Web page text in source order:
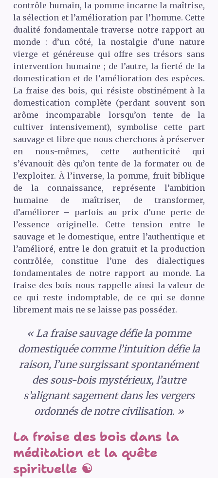
contrôle humain, la pomme incarne la maîtrise,
la sélection et l’amélioration par l’homme. Cette
dualité fondamentale traverse notre rapport au
monde : d’un côté, la nostalgie d’une nature
vierge et généreuse qui offre ses trésors sans
intervention humaine ; de l’autre, la fierté de la
domestication et de l’amélioration des espèces.
La fraise des bois, qui résiste obstinément à la
domestication complète (perdant souvent son
arôme incomparable lorsqu’on tente de la
cultiver intensivement), symbolise cette part
sauvage et libre que nous cherchons à préserver
en nous-mêmes, cette authenticité qui
s’évanouit dès qu’on tente de la formater ou de
l’exploiter. À l’inverse, la pomme, fruit biblique
de la connaissance, représente l’ambition
humaine de maîtriser, de transformer,
d’améliorer – parfois au prix d’une perte de
l’essence originelle. Cette tension entre le
sauvage et le domestique, entre l’authentique et
l’amélioré, entre le don gratuit et la production
contrôlée, constitue l’une des dialectiques
fondamentales de notre rapport au monde. La
fraise des bois nous rappelle ainsi la valeur de
ce qui reste indomptable, de ce qui se donne
librement mais ne se laisse pas posséder.
« La fraise sauvage défie la pomme
domestiquée comme l’intuition défie la
raison, l’une surgissant spontanément
des sous-bois mystérieux, l’autre
s’alignant sagement dans les vergers
ordonnés de notre civilisation. »
La fraise des bois dans la
méditation et la quête
spirituelle ☯️